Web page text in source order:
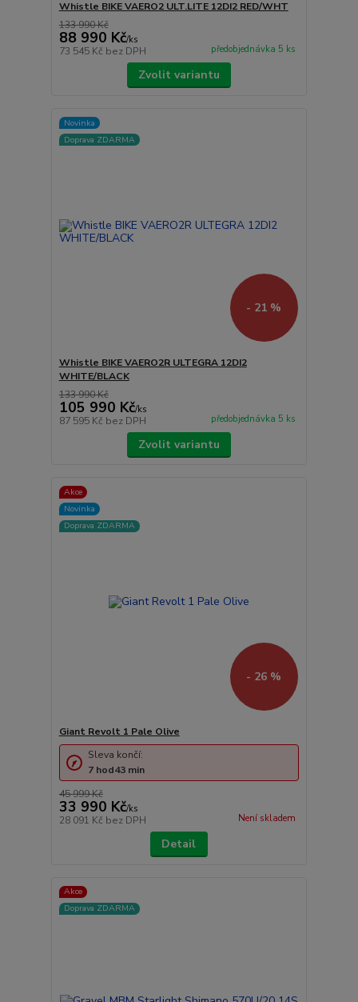
Whistle BIKE VAERO2 ULT.LITE 12DI2 RED/WHT
133 990 Kč
88 990 Kč/ks
73 545 Kč bez DPH předobjednávka 5 ks
Zvolit variantu
Novinka
Doprava ZDARMA
- 21 %
Whistle BIKE VAERO2R ULTEGRA 12DI2
WHITE/BLACK
133 990 Kč
105 990 Kč/ks
87 595 Kč bez DPH předobjednávka 5 ks
Zvolit variantu
Akce
Novinka
Doprava ZDARMA
- 26 %
Giant Revolt 1 Pale Olive
45 999 Kč
33 990 Kč/ks
28 091 Kč bez DPH Není skladem
Sleva končí:
7 hod43 min
Detail
Akce
Doprava ZDARMA